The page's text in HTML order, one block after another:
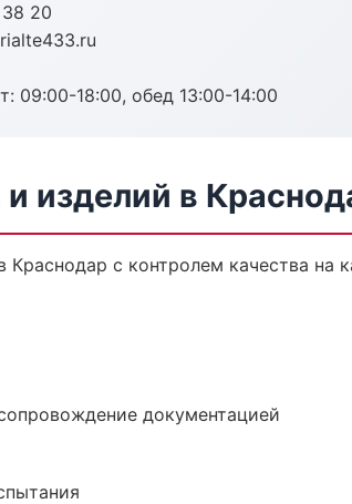
20
09:00-18:00, обед 13:00-14:00
изделий в
Краснодар с контролем качества
документацией